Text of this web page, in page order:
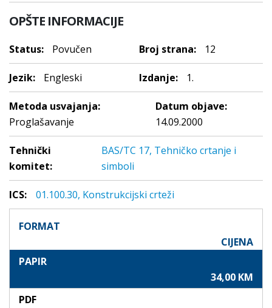
OPŠTE INFORMACIJE
Status: Povučen Broj strana: 12
Jezik: Engleski Izdanje: 1.
Metoda usvajanja:
Proglašavanje
Datum objave:
14.09.2000
Tehnički
komitet:
BAS/TC 17, Tehničko crtanje i
simboli
ICS: 01.100.30, Konstrukcijski crteži
FORMAT
CIJENA
PAPIR
34,00 KM
PDF